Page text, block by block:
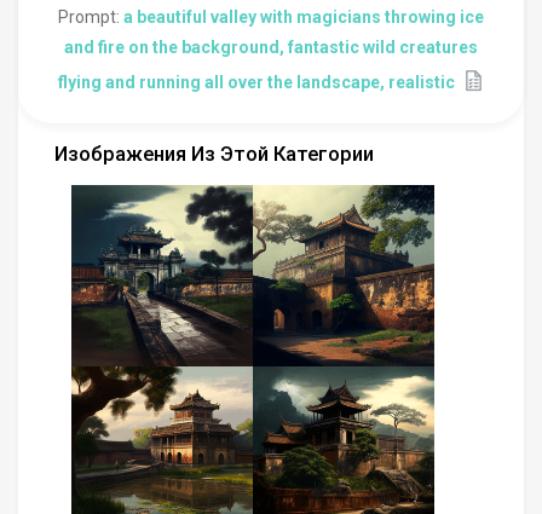
Prompt: a beautiful valley with magicians throwing ice
and fire on the background, fantastic wild creatures
flying and running all over the landscape, realistic
Изображения Из Этой Категории